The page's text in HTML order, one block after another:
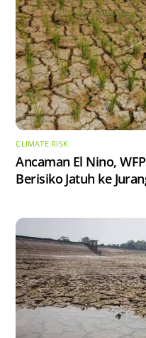
CLIMATE RISK
Ancaman El Nino,
Berisiko Jatuh ke